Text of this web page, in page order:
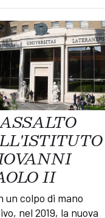
II
un colpo di mano
nel 2019, la nuova